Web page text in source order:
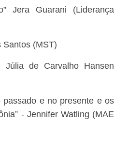
Jera Guarani (Liderança
Santos (MST)
Júlia de Carvalho Hansen
passado e no presente e os
- Jennifer Watling (MAE